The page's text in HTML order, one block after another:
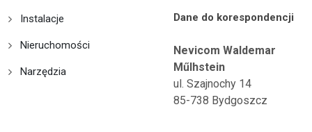
Instalacje
Nieruchomości
Narzędzia
Dane do korespondencji
Nevicom Waldemar
Műlhstein
ul. Szajnochy 14
85-738 Bydgoszcz